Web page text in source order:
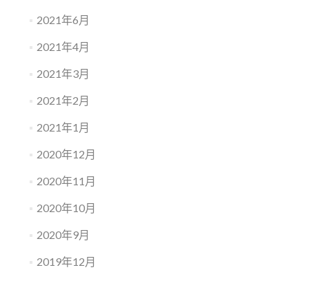
2021年6月
2021年4月
2021年3月
2021年2月
2021年1月
2020年12月
2020年11月
2020年10月
2020年9月
2019年12月